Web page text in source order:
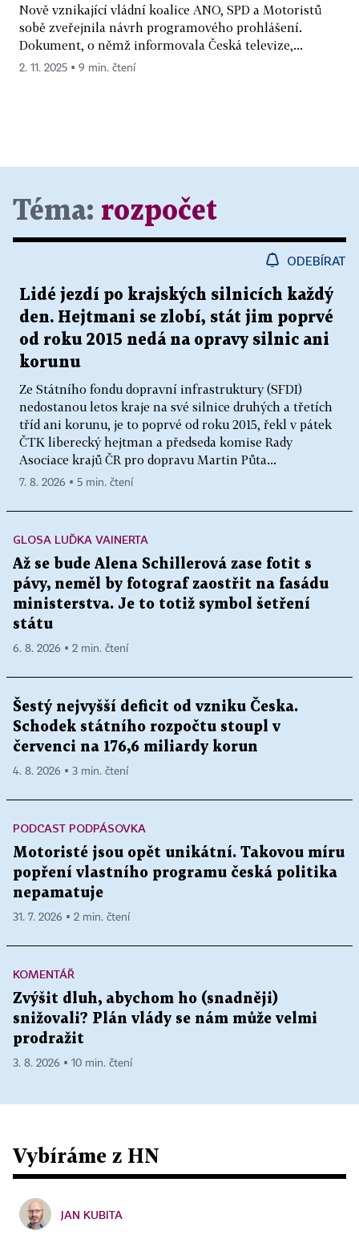
Nově vznikající vládní koalice ANO, SPD a Motoristů
sobě zveřejnila návrh programového prohlášení.
Dokument, o němž informovala Česká televize,...
2. 11. 2025 ▪ 9 min. čtení
Téma: rozpočet
ODEBÍRAT
Lidé jezdí po krajských silnicích každý
den. Hejtmani se zlobí, stát jim poprvé
od roku 2015 nedá na opravy silnic ani
korunu
Ze Státního fondu dopravní infrastruktury (SFDI)
nedostanou letos kraje na své silnice druhých a třetích
tříd ani korunu, je to poprvé od roku 2015, řekl v pátek
ČTK liberecký hejtman a předseda komise Rady
Asociace krajů ČR pro dopravu Martin Půta...
7. 8. 2026 ▪ 5 min. čtení
GLOSA LUĎKA VAINERTA
Až se bude Alena Schillerová zase fotit s
pávy, neměl by fotograf zaostřit na fasádu
ministerstva. Je to totiž symbol šetření
státu
6. 8. 2026 ▪ 2 min. čtení
Šestý nejvyšší deficit od vzniku Česka.
Schodek státního rozpočtu stoupl v
červenci na 176,6 miliardy korun
4. 8. 2026 ▪ 3 min. čtení
PODCAST PODPÁSOVKA
Motoristé jsou opět unikátní. Takovou míru
popření vlastního programu česká politika
nepamatuje
31. 7. 2026 ▪ 2 min. čtení
KOMENTÁŘ
Zvýšit dluh, abychom ho (snadněji)
snižovali? Plán vlády se nám může velmi
prodražit
3. 8. 2026 ▪ 10 min. čtení
Vybíráme z HN
JAN KUBITA